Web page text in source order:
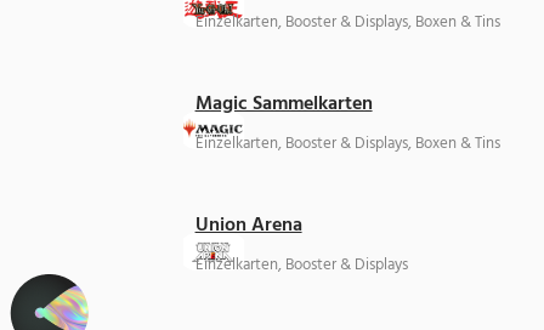
Einzelkarten, Booster & Displays, Boxen & Tins
Magic Sammelkarten
Einzelkarten, Booster & Displays, Boxen & Tins
Union Arena
Einzelkarten, Booster & Displays